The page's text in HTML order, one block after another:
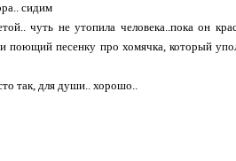
сидим
чуть не утопила человека..пока он
поющий песенку про хомячка, который
так, для души.. хорошо..